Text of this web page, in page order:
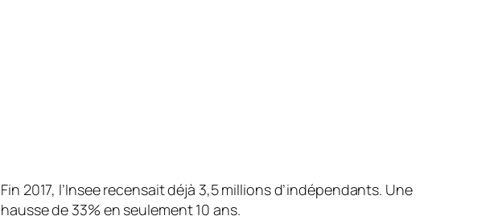
Fin 2017, l’Insee recensait déjà 3,5 millions d’indépendants. Une
hausse de 33% en seulement 10 ans.